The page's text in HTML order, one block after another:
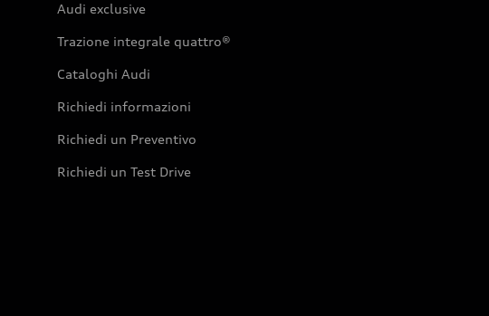
Audi exclusive
Trazione integrale quattro®
Cataloghi Audi
Richiedi informazioni
Richiedi un Preventivo
Richiedi un Test Drive